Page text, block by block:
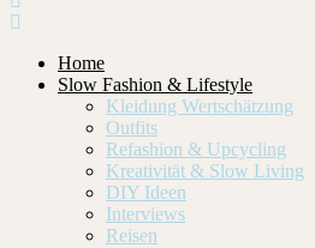
Home
Slow Fashion & Lifestyle
Kleidung Wertschätzung
Outfits
Refashion & Upcycling
Kreativität & Slow Living
DIY Ideen
Interviews
Reisen